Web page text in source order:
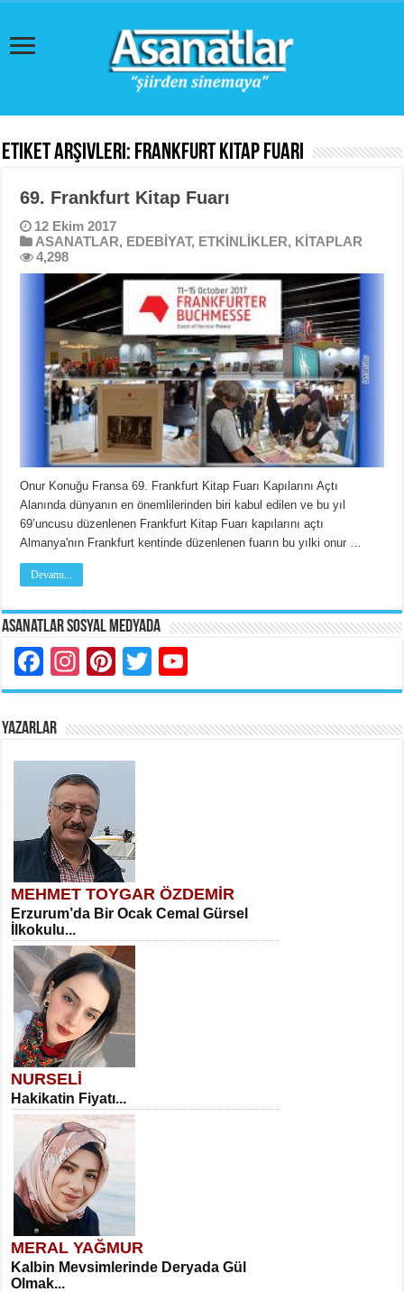
Etiket Arşivleri: Frankfurt Kitap Fuarı
69. Frankfurt Kitap Fuarı
12 Ekim 2017
ASANATLAR, EDEBİYAT, ETKİNLİKLER, KİTAPLAR
4,298
Onur Konuğu Fransa 69. Frankfurt Kitap Fuarı Kapılarını Açtı
Alanında dünyanın en önemlilerinden biri kabul edilen ve bu yıl
69’uncusu düzenlenen Frankfurt Kitap Fuarı kapılarını açtı
Almanya'nın Frankfurt kentinde düzenlenen fuarın bu yılki onur …
Devamı...
Asanatlar Sosyal Medyada
Facebook
Instagram
Pinterest
Twitter
YAZARLAR
MEHMET TOYGAR ÖZDEMİR
Erzurum’da Bir Ocak Cemal Gürsel
İlkokulu...
NURSELİ
Hakikatin Fiyatı...
MERAL YAĞMUR
Kalbin Mevsimlerinde Deryada Gül
Olmak...